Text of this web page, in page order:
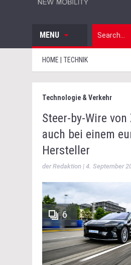
MENU
HOME | TECHNIK
Technologie & Verkehr
Steer-by-Wire von
auch bei einem
Hersteller
der Redaktion | 4. September
6